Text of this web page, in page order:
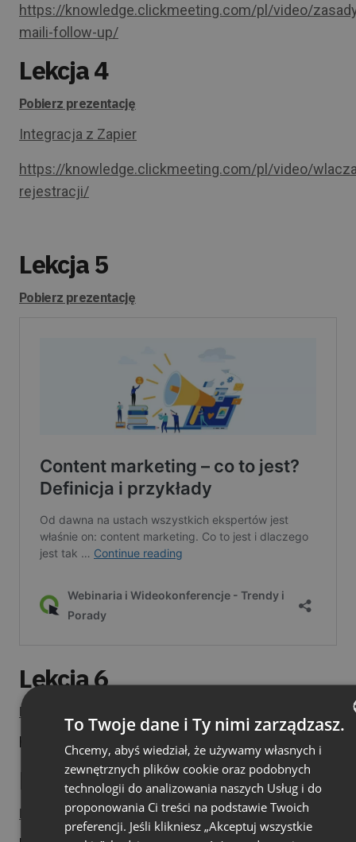
https://knowledge.clickmeeting.com/pl/video/
maili-follow-up/
Lekcja 4
Pobierz prezentację
Integracja z Zapier
https://knowledge.clickmeeting.com/pl/video/
rejestracji/
Lekcja 5
Pobierz prezentację
Lekcja 6
Pobierz prezentację
https://blog.clickmeeting.com/webinar-script
Lekcja 7
Pobierz prezentację
ENGLISH
FRENCH
GERMAN
POLISH
To Twoje dane i Ty nimi zarządzasz.
Chcemy, abyś wiedział, że używamy własnych i
zewnętrznych plików cookie oraz podobnych
technologii do analizowania naszych Usług i do
proponowania Ci treści na podstawie Twoich
preferencji. Jeśli klikniesz „Akceptuj wszystkie